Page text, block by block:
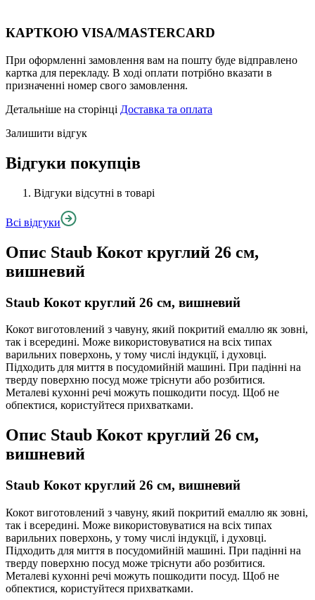
КАРТКОЮ VISA/MASTERCARD
При оформленні замовлення вам на пошту буде відправлено
картка для перекладу. В ході оплати потрібно вказати в
призначенні номер свого замовлення.
Детальніше на сторінці Доставка та оплата
Залишити відгук
Відгуки покупців
Відгуки відсутні в товарі
Всі відгуки
Опис Staub Кокот круглий 26 см,
вишневий
Staub Кокот круглий 26 см, вишневий
Кокот виготовлений з чавуну, який покритий емаллю як зовні,
так і всередині. Може використовуватися на всіх типах
варильних поверхонь, у тому числі індукції, і духовці.
Підходить для миття в посудомийній машині. При падінні на
тверду поверхню посуд може тріснути або розбитися.
Металеві кухонні речі можуть пошкодити посуд. Щоб не
обпектися, користуйтеся прихватками.
Опис Staub Кокот круглий 26 см,
вишневий
Staub Кокот круглий 26 см, вишневий
Кокот виготовлений з чавуну, який покритий емаллю як зовні,
так і всередині. Може використовуватися на всіх типах
варильних поверхонь, у тому числі індукції, і духовці.
Підходить для миття в посудомийній машині. При падінні на
тверду поверхню посуд може тріснути або розбитися.
Металеві кухонні речі можуть пошкодити посуд. Щоб не
обпектися, користуйтеся прихватками.